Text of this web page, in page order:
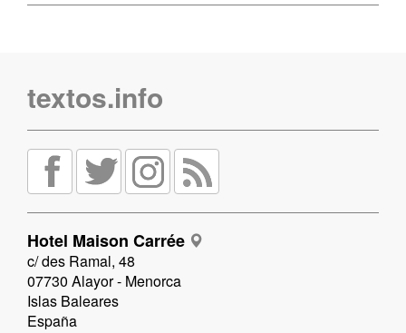
textos.info
Hotel Maison Carrée
c/ des Ramal, 48
07730 Alayor - Menorca
Islas Baleares
España